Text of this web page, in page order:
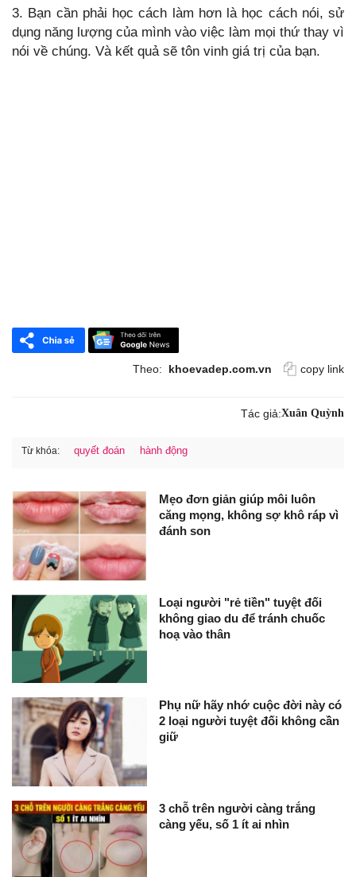
3. Bạn cần phải học cách làm hơn là học cách nói, sử
dụng năng lượng của mình vào việc làm mọi thứ thay vì
nói về chúng. Và kết quả sẽ tôn vinh giá trị của bạn.
Theo: khoevadep.com.vn copy link
Tác giả:Xuân Quỳnh
Từ khóa: quyết đoán hành động
Mẹo đơn giản giúp môi luôn
căng mọng, không sợ khô ráp vì
đánh son
Loại người "rẻ tiền" tuyệt đối
không giao du để tránh chuốc
hoạ vào thân
Phụ nữ hãy nhớ cuộc đời này có
2 loại người tuyệt đối không cần
giữ
3 chỗ trên người càng trắng
càng yếu, số 1 ít ai nhìn